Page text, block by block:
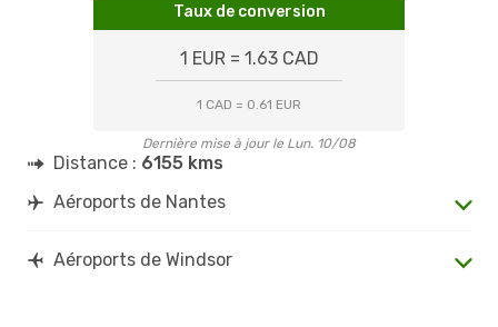
Taux de conversion
1 EUR = 1.63 CAD
1 CAD = 0.61 EUR
Dernière mise à jour le Lun. 10/08
Distance : 6155 kms
Aéroports de Nantes
Aéroports de Windsor